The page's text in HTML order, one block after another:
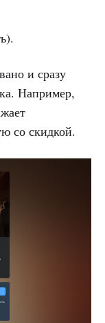
и сразу
Например,
со скидкой.